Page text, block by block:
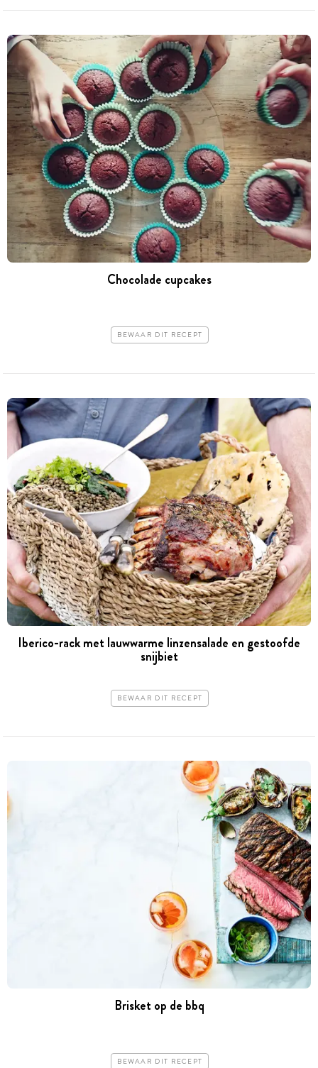
Chocolade cupcakes
BEWAAR DIT RECEPT
Iberico-rack met lauwwarme linzensalade en gestoofde
snijbiet
BEWAAR DIT RECEPT
Brisket op de bbq
BEWAAR DIT RECEPT